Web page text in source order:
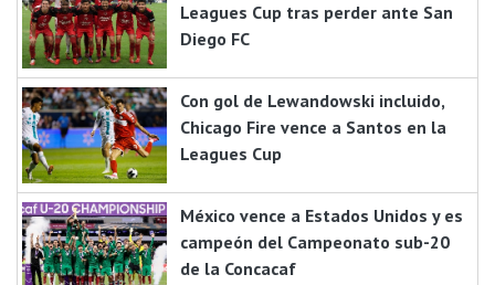
Leagues Cup tras perder ante San
Diego FC
Con gol de Lewandowski incluido,
Chicago Fire vence a Santos en la
Leagues Cup
México vence a Estados Unidos y es
campeón del Campeonato sub-20
de la Concacaf